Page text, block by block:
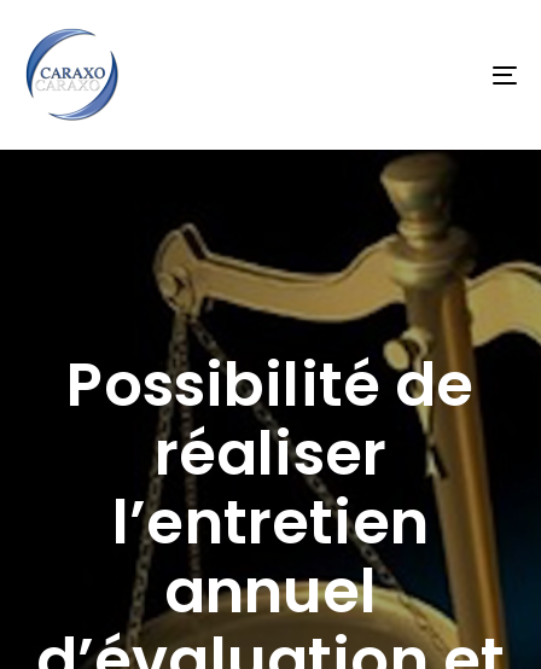
links
primary
navigation
Possibilité de
réaliser
l’entretien
annuel